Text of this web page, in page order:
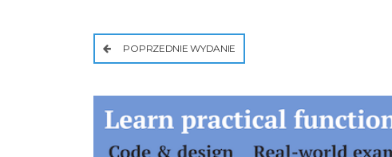
POPRZEDNIE WYDANIE